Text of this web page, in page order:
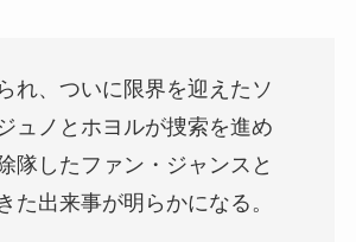
れ、ついに限界を迎えたソ
ュノとホヨルが捜索を進め
隊したファン・ジャンスと
た出来事が明らかになる。